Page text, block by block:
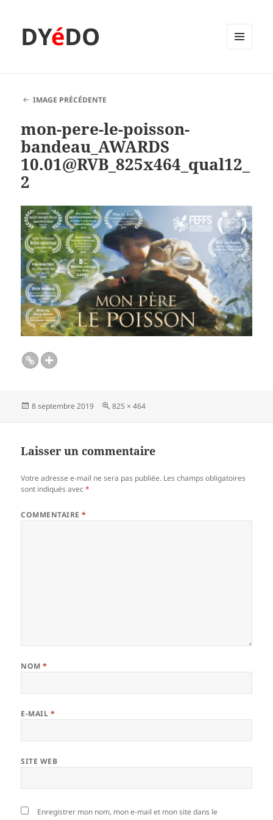
DYéDO
IMAGE PRÉCÉDENTE
mon-pere-le-poisson-
bandeau_AWARDS
10.01@RVB_825x464_qual12_
2
Publié
8 septembre 2019
Taille
825 × 464
Laisser un commentaire
Votre adresse e-mail ne sera pas publiée. Les champs obligatoires
sont indiqués avec*
COMMENTAIRE*
NOM*
E-MAIL *
SITE WEB
Enregistrer mon nom, mon e-mail et mon site dans le